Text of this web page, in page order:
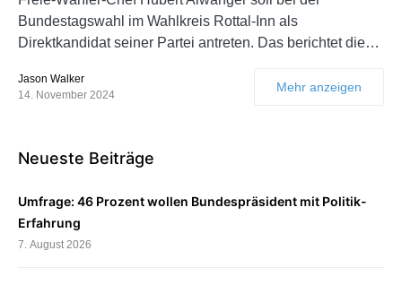
Bundestagswahl im Wahlkreis Rottal-Inn als
Direktkandidat seiner Partei antreten. Das berichtet die…
Jason Walker
14. November 2024
Mehr anzeigen
Neueste Beiträge
Umfrage: 46 Prozent wollen Bundespräsident mit Politik-
Erfahrung
7. August 2026